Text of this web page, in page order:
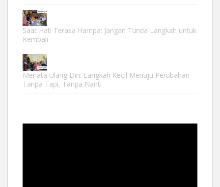
Saat Hati Terasa Hampa: Jangan Tunda Langkah untuk
Kembali
Menata Ulang Diri: Langkah Kecil Menuju Perubahan
Tanpa Tapi, Tanpa Nanti